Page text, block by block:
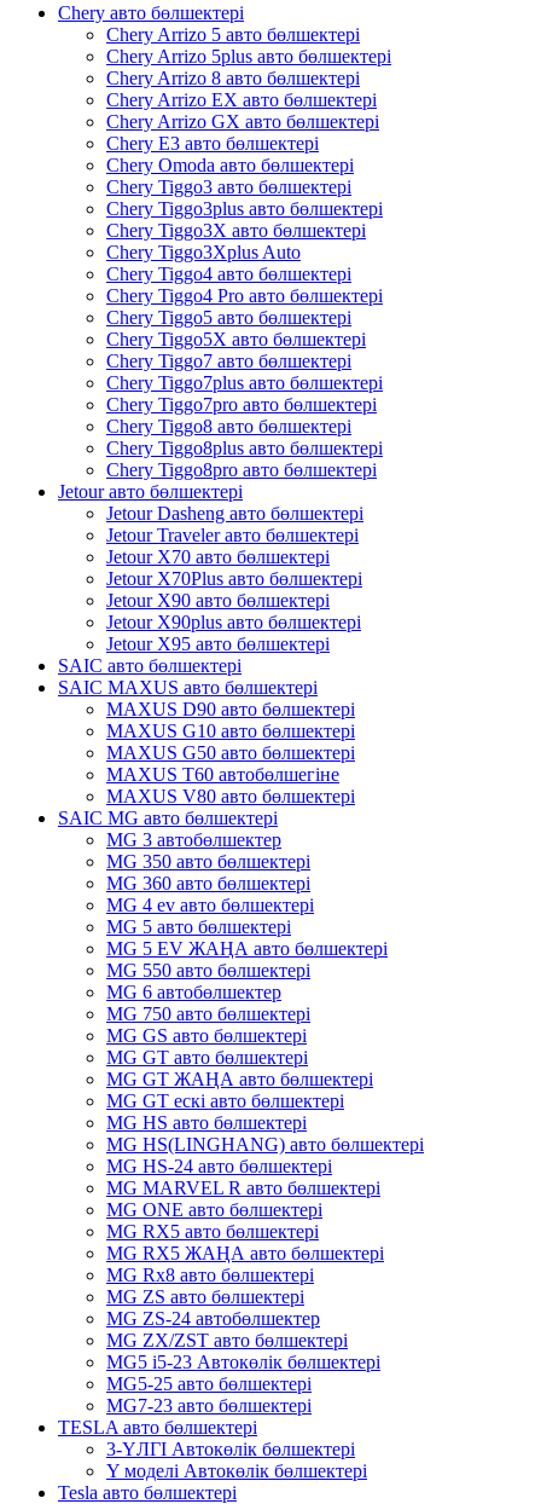
Chery авто бөлшектері
Chery Arrizo 5 авто бөлшектері
Chery Arrizo 5plus авто бөлшектері
Chery Arrizo 8 авто бөлшектері
Chery Arrizo EX авто бөлшектері
Chery Arrizo GX авто бөлшектері
Chery E3 авто бөлшектері
Chery Omoda авто бөлшектері
Chery Tiggo3 авто бөлшектері
Chery Tiggo3plus авто бөлшектері
Chery Tiggo3X авто бөлшектері
Chery Tiggo3Xplus Auto
Chery Tiggo4 авто бөлшектері
Chery Tiggo4 Pro авто бөлшектері
Chery Tiggo5 авто бөлшектері
Chery Tiggo5X авто бөлшектері
Chery Tiggo7 авто бөлшектері
Chery Tiggo7plus авто бөлшектері
Chery Tiggo7pro авто бөлшектері
Chery Tiggo8 авто бөлшектері
Chery Tiggo8plus авто бөлшектері
Chery Tiggo8pro авто бөлшектері
Jetour авто бөлшектері
Jetour Dasheng авто бөлшектері
Jetour Traveler авто бөлшектері
Jetour X70 авто бөлшектері
Jetour X70Plus авто бөлшектері
Jetour X90 авто бөлшектері
Jetour X90plus авто бөлшектері
Jetour X95 авто бөлшектері
SAIC авто бөлшектері
SAIC MAXUS авто бөлшектері
MAXUS D90 авто бөлшектері
MAXUS G10 авто бөлшектері
MAXUS G50 авто бөлшектері
MAXUS T60 автобөлшегіне
MAXUS V80 авто бөлшектері
SAIC MG авто бөлшектері
MG 3 автобөлшектер
MG 350 авто бөлшектері
MG 360 авто бөлшектері
MG 4 ev авто бөлшектері
MG 5 авто бөлшектері
MG 5 EV ЖАҢА авто бөлшектері
MG 550 авто бөлшектері
MG 6 автобөлшектер
MG 750 авто бөлшектері
MG GS авто бөлшектері
MG GT авто бөлшектері
MG GT ЖАҢА авто бөлшектері
MG GT ескі авто бөлшектері
MG HS авто бөлшектері
MG HS(LINGHANG) авто бөлшектері
MG HS-24 авто бөлшектері
MG MARVEL R авто бөлшектері
MG ONE авто бөлшектері
MG RX5 авто бөлшектері
MG RX5 ЖАҢА авто бөлшектері
MG Rx8 авто бөлшектері
MG ZS авто бөлшектері
MG ZS-24 автобөлшектер
MG ZX/ZST авто бөлшектері
MG5 i5-23 Автокөлік бөлшектері
MG5-25 авто бөлшектері
MG7-23 авто бөлшектері
TESLA авто бөлшектері
3-ҮЛГІ Автокөлік бөлшектері
Y моделі Автокөлік бөлшектері
Tesla авто бөлшектері